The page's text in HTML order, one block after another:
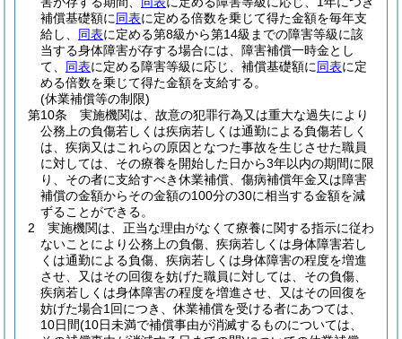
補償基礎額に同表に定める倍数を乗じて得た金額を毎年支
給し、 同表に定める第8級から第14級までの障害等級に該
当する身体障害が存する場合には、障害補償一時金とし
て、 同表に定める障害等級に応じ、補償基礎額に同表に定
める倍数を乗じて得た金額を支給する。
(休業補償等の制限)
第10条
実施機関は、故意の犯罪行為又は重大な過失により
公務上の負傷若しくは疾病若しくは通勤による負傷若しく
は、疾病又はこれらの原因となつた事故を生じさせた職員
に対しては、その療養を開始した日から3年以内の期間に限
り、その者に支給すべき休業補償、傷病補償年金又は障害
補償の金額からその金額の100分の30に相当する金額を減
ずることができる。
2
実施機関は、正当な理由がなくて療養に関する指示に従わ
ないことにより公務上の負傷、疾病若しくは身体障害若し
くは通勤による負傷、疾病若しくは身体障害の程度を増進
させ、又はその回復を妨げた職員に対しては、その負傷、
疾病若しくは身体障害の程度を増進させ、又はその回復を
妨げた場合1回につき、休業補償を受ける者にあつては、
10日間(10日未満で補償事由が消滅するものについては、